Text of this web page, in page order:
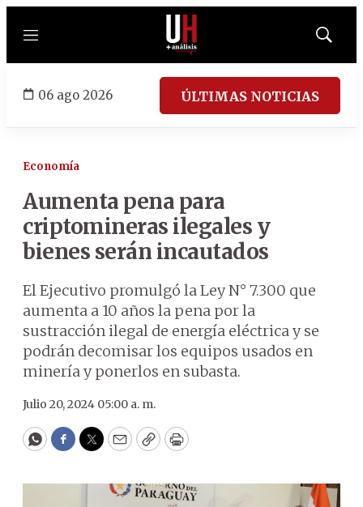
Menú
Mostrar
06 ago 2026 ÚLTIMAS NOTICIAS
Economía
Aumenta pena para
criptomineras ilegales y
bienes serán incautados
El Ejecutivo promulgó la Ley N° 7.300 que
aumenta a 10 años la pena por la
sustracción ilegal de energía eléctrica y se
podrán decomisar los equipos usados en
minería y ponerlos en subasta.
Julio 20, 2024 05:00 a. m.
WhatsApp
Facebook
Twitter
EmailCopyPrint